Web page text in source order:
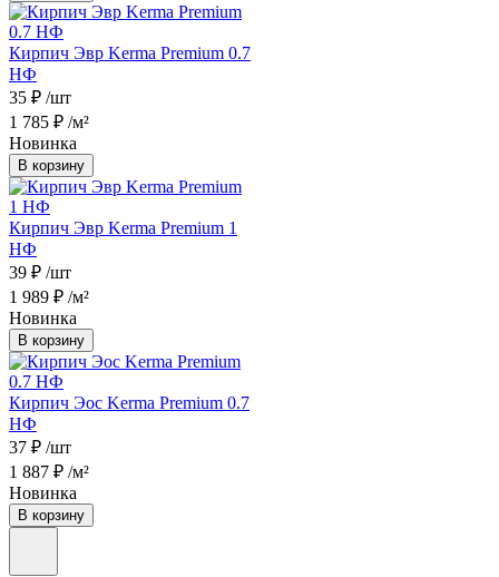
Кирпич Эвр Kerma Premium 0.7
НФ
35 ₽ /шт
1 785 ₽ /м²
Новинка
В корзину
Кирпич Эвр Kerma Premium 1
НФ
39 ₽ /шт
1 989 ₽ /м²
Новинка
В корзину
Кирпич Эос Kerma Premium 0.7
НФ
37 ₽ /шт
1 887 ₽ /м²
Новинка
В корзину